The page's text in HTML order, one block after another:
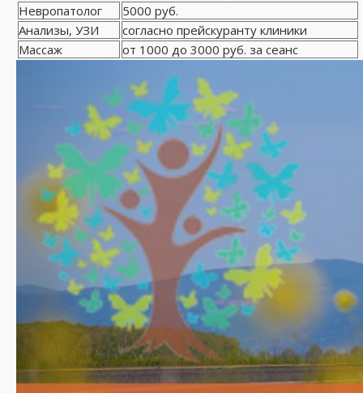
Невропатолог
5000 руб.
Анализы, УЗИ
согласно прейскуранту клиники
Массаж
от 1000 до 3000 руб. за сеанс